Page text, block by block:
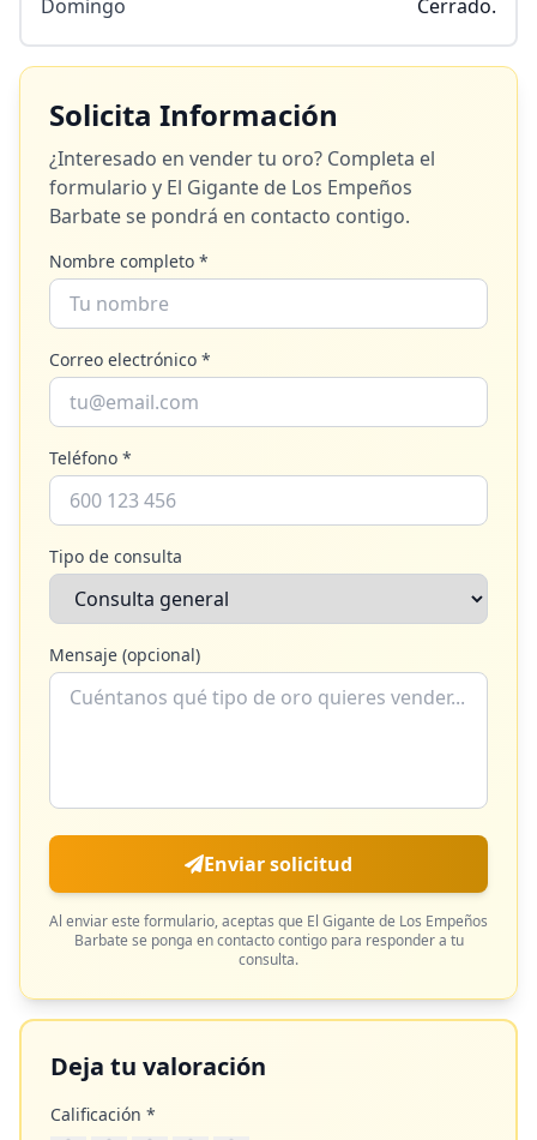
Domingo Cerrado.
Solicita Información
¿Interesado en vender tu oro? Completa el
formulario y El Gigante de Los Empeños
Barbatese pondrá en contacto contigo.
Nombre completo *
Correo electrónico *
Teléfono *
Tipo de consulta
Mensaje (opcional)
Enviar solicitud
Al enviar este formulario, aceptas que El Gigante de Los Empeños
Barbate se ponga en contacto contigo para responder a tu
consulta.
Deja tu valoración
Calificación *